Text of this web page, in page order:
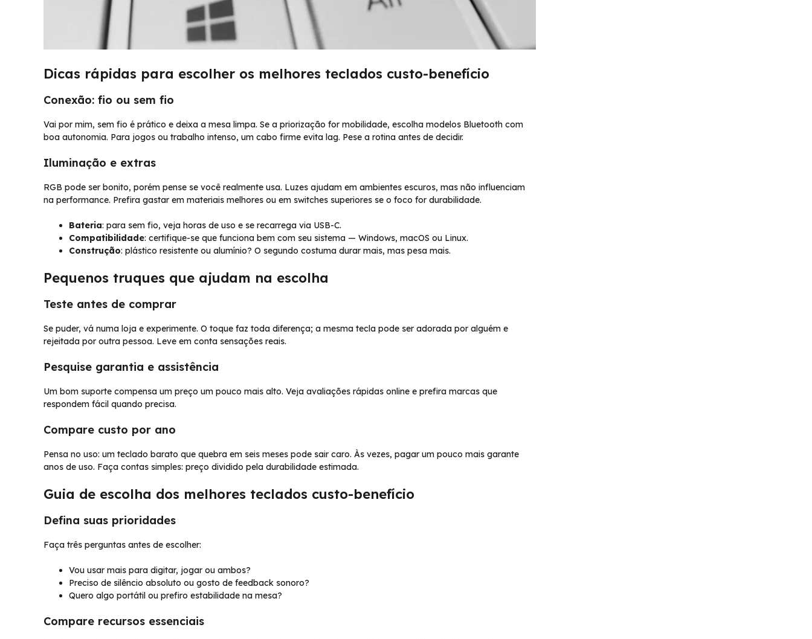
Dicas rápidas para escolher os melhores teclados custo-benefício
Conexão: fio ou sem fio
Vai por mim, sem fio é prático e deixa a mesa limpa. Se a priorização for mobilidade, escolha modelos Bluetooth com
boa autonomia. Para jogos ou trabalho intenso, um cabo firme evita lag. Pese a rotina antes de decidir.
Iluminação e extras
RGB pode ser bonito, porém pense se você realmente usa. Luzes ajudam em ambientes escuros, mas não influenciam
na performance. Prefira gastar em materiais melhores ou em switches superiores se o foco for durabilidade.
Bateria: para sem fio, veja horas de uso e se recarrega via USB-C.
Compatibilidade: certifique-se que funciona bem com seu sistema — Windows, macOS ou Linux.
Construção: plástico resistente ou alumínio? O segundo costuma durar mais, mas pesa mais.
Pequenos truques que ajudam na escolha
Teste antes de comprar
Se puder, vá numa loja e experimente. O toque faz toda diferença; a mesma tecla pode ser adorada por alguém e
rejeitada por outra pessoa. Leve em conta sensações reais.
Pesquise garantia e assistência
Um bom suporte compensa um preço um pouco mais alto. Veja avaliações rápidas online e prefira marcas que
respondem fácil quando precisa.
Compare custo por ano
Pensa no uso: um teclado barato que quebra em seis meses pode sair caro. Às vezes, pagar um pouco mais garante
anos de uso. Faça contas simples: preço dividido pela durabilidade estimada.
Guia de escolha dos melhores teclados custo-benefício
Defina suas prioridades
Faça três perguntas antes de escolher:
Vou usar mais para digitar, jogar ou ambos?
Preciso de silêncio absoluto ou gosto de feedback sonoro?
Quero algo portátil ou prefiro estabilidade na mesa?
Compare recursos essenciais